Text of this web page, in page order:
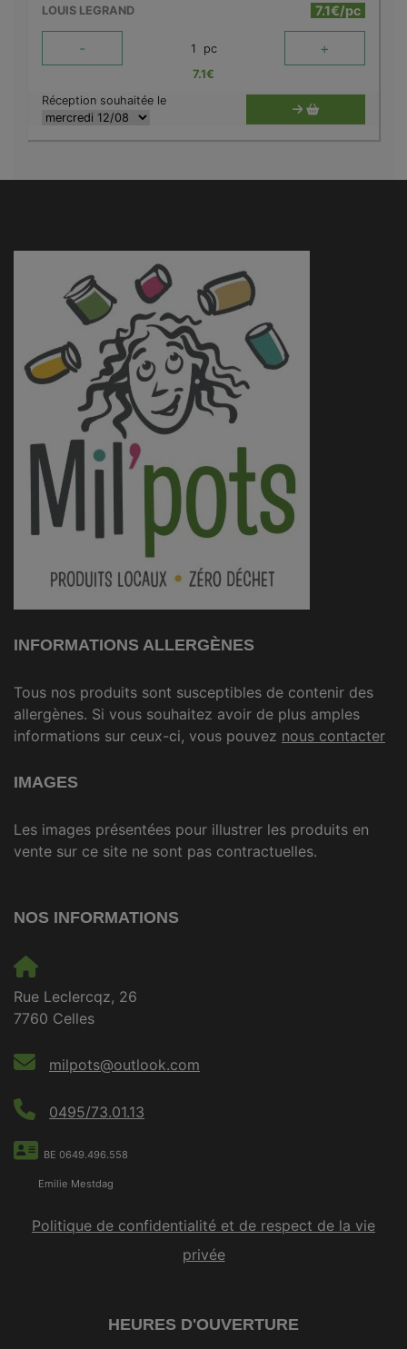
LOUIS LEGRAND 7.1€/pc
- 1 pc +
7.1€
Réception souhaitée le
INFORMATIONS ALLERGÈNES
Tous nos produits sont susceptibles de contenir des
allergènes. Si vous souhaitez avoir de plus amples
informations sur ceux-ci, vous pouvez nous contacter
IMAGES
Les images présentées pour illustrer les produits en
vente sur ce site ne sont pas contractuelles.
NOS INFORMATIONS
Rue Leclercqz, 26
7760 Celles
milpots@outlook.com
0495/73.01.13
BE 0649.496.558
Emilie Mestdag
Politique de confidentialité et de respect de la vie
privée
HEURES D'OUVERTURE